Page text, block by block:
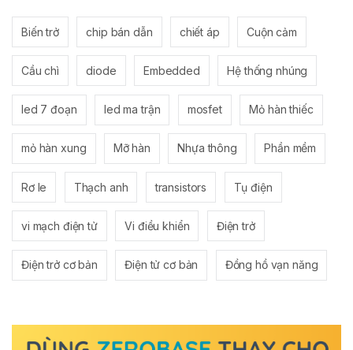
Biến trở chip bán dẫn chiết áp Cuộn cảm
Cầu chì diode Embedded Hệ thống nhúng
led 7 đoạn led ma trận mosfet Mỏ hàn thiếc
mỏ hàn xung Mỡ hàn Nhựa thông Phần mềm
Rơ le Thạch anh transistors Tụ điện
vi mạch điện tử Vi điều khiển Điện trở
Điện trở cơ bản Điện tử cơ bản Đồng hồ vạn năng